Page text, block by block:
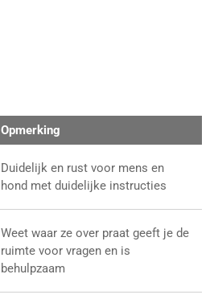
Opmerking
Duidelijk en rust voor mens en
hond met duidelijke instructies
Weet waar ze over praat geeft je de
ruimte voor vragen en is
behulpzaam